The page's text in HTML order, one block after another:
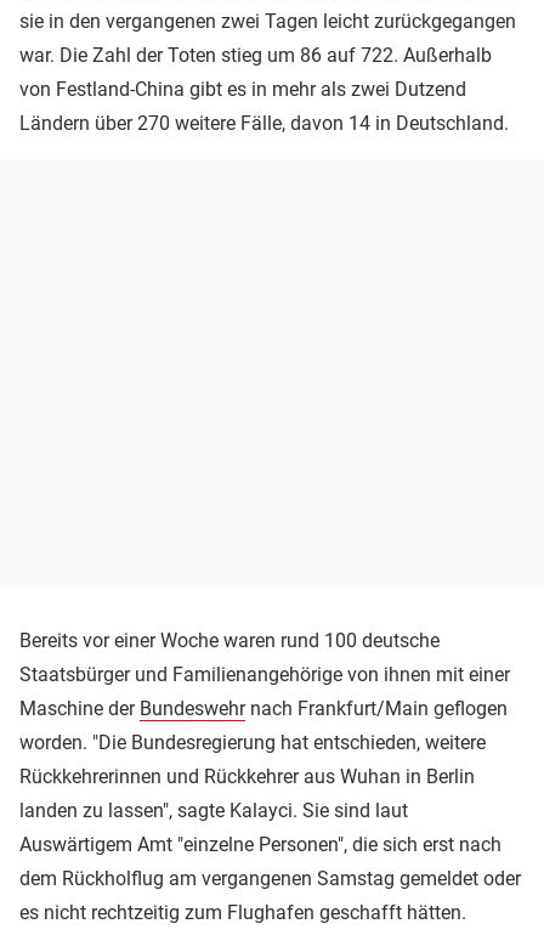
sie in den vergangenen zwei Tagen leicht zurückgegangen
war. Die Zahl der Toten stieg um 86 auf 722. Außerhalb
von Festland-China gibt es in mehr als zwei Dutzend
Ländern über 270 weitere Fälle, davon 14 in Deutschland.
Bereits vor einer Woche waren rund 100 deutsche
Staatsbürger und Familienangehörige von ihnen mit einer
Maschine der Bundeswehrnach Frankfurt/Main geflogen
worden. "Die Bundesregierung hat entschieden, weitere
Rückkehrerinnen und Rückkehrer aus Wuhan in Berlin
landen zu lassen", sagte Kalayci. Sie sind laut
Auswärtigem Amt "einzelne Personen", die sich erst nach
dem Rückholflug am vergangenen Samstag gemeldet oder
es nicht rechtzeitig zum Flughafen geschafft hätten.